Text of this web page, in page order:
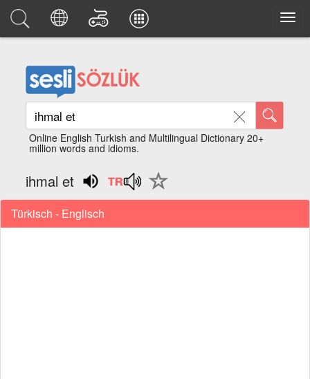
Online English Turkish and Multilingual Dictionary 20+
million words and idioms.
ihmal et
Türkisch - Englisch